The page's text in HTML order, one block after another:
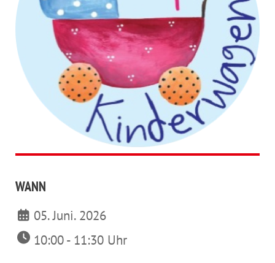
WANN
05. Juni. 2026
10:00 - 11:30 Uhr